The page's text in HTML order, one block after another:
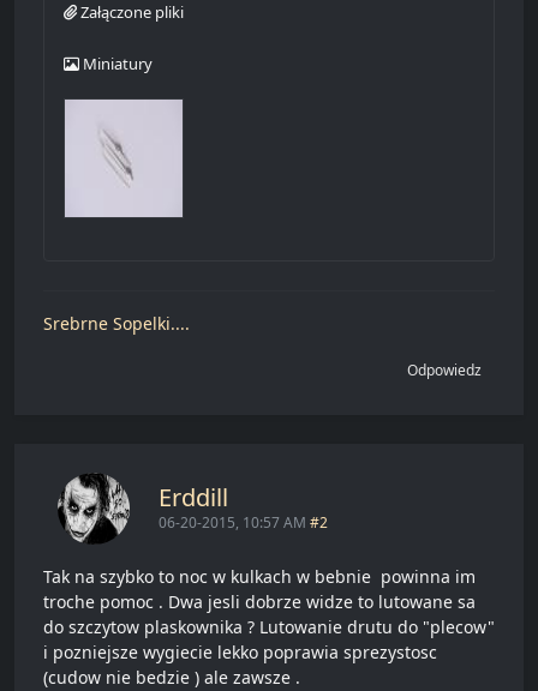
Załączone pliki
Miniatury
Srebrne Sopelki....
Odpowiedz
Erddill
06-20-2015, 10:57 AM #2
Tak na szybko to noc w kulkach w bebnie powinna im
troche pomoc . Dwa jesli dobrze widze to lutowane sa
do szczytow plaskownika ? Lutowanie drutu do "plecow"
i pozniejsze wygiecie lekko poprawia sprezystosc
(cudow nie bedzie ) ale zawsze .